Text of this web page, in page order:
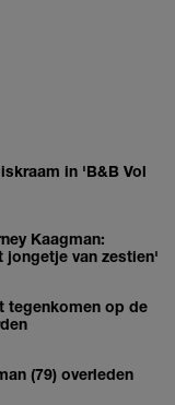
in 'B&B Vol
Kaagman:
jongetje van zestien'
tegenkomen op de
(79) overleden